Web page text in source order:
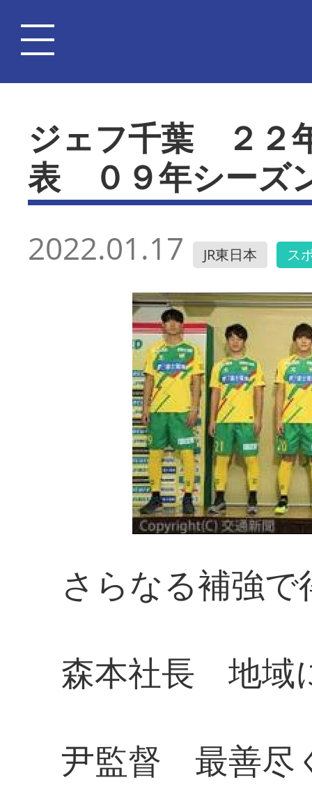
ジェフ千葉 ２２
表 ０９年シーズ
2022.01.17 JR東日本 ス
さらなる補強で
森本社長 地域
尹監督 最善尽